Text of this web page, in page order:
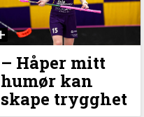
–⁠ Håper mitt
humør kan
skape trygghet